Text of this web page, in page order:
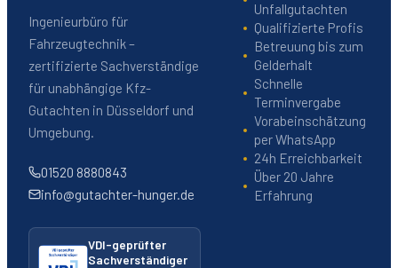
Ingenieurbüro für
Fahrzeugtechnik –
zertifizierte Sachverständige
für unabhängige Kfz-
Gutachten in Düsseldorf und
Umgebung.
01520 8880843
info@gutachter-hunger.de
VDI-geprüfter
Sachverständiger
Unfallgutachten
Qualifizierte Profis
Betreuung bis zum
Gelderhalt
Schnelle
Terminvergabe
Vorabeinschätzung
per WhatsApp
24h Erreichbarkeit
Über 20 Jahre
Erfahrung